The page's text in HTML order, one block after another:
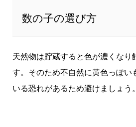
数の子の選び方
天然物は貯蔵すると色が濃くなり
す。そのため不自然に黄色っぽい
いる恐れがあるため避けましょう。